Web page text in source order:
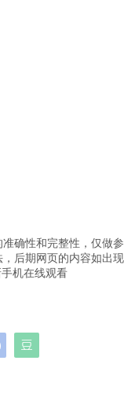
确性和完整性，仅做
后期网页的内容如出
机在线观看
